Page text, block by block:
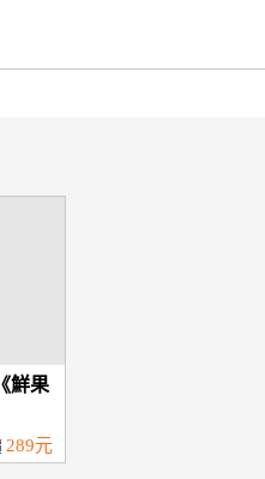
鮮果
289元